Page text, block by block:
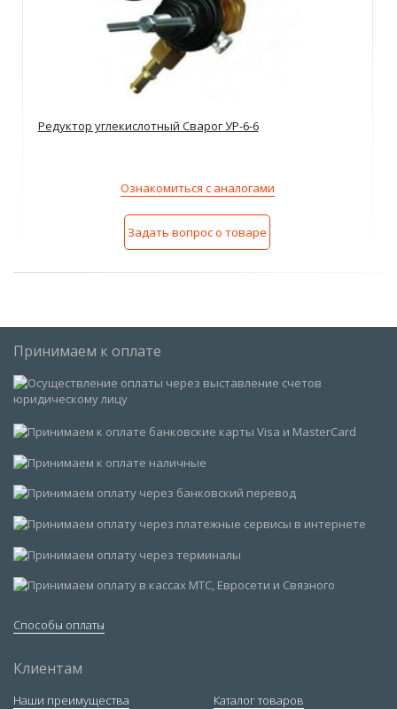
Редуктор углекислотный Сварог УР-6-6
Ознакомиться с аналогами
Задать вопрос о товаре
Принимаем к оплате
Способы оплаты
Клиентам
Наши преимущества
Каталог товаров